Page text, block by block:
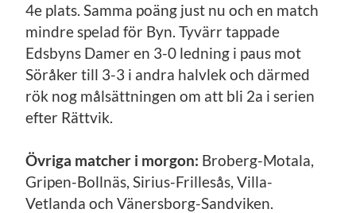
4e plats. Samma poäng just nu och en match
mindre spelad för Byn. Tyvärr tappade
Edsbyns Damer en 3-0 ledning i paus mot
Söråker till 3-3 i andra halvlek och därmed
rök nog målsättningen om att bli 2a i serien
efter Rättvik.
Övriga matcher i morgon: Broberg-Motala,
Gripen-Bollnäs, Sirius-Frillesås, Villa-
Vetlanda och Vänersborg-Sandviken.